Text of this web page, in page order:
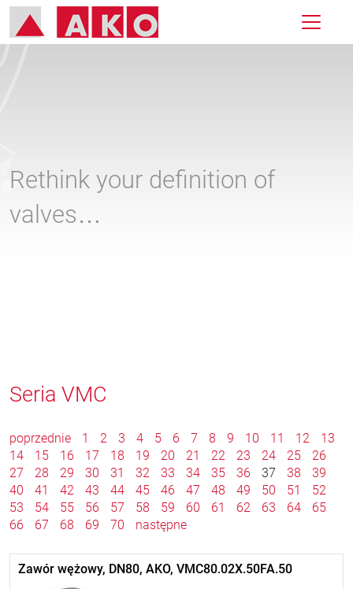
Rethink your definition of
valves…
Seria VMC
poprzednie 1 2 3 4 5 6 7 8 9 10 11 12
13
14
15 16 17 18 19 20 21 22 23 24 25
26
27
28 29 30 31 32 33 34 35 36 37 38
39
40
41 42 43 44 45 46 47 48 49 50 51
52
53
54 55 56 57 58 59 60 61 62 63 64
65
66
67 68 69 70 następne
Zawór wężowy, DN80, AKO, VMC80.02X.50FA.50